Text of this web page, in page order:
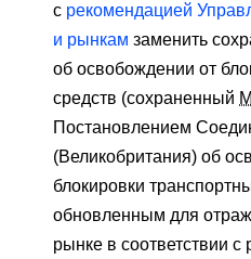
с рекомендацией
и рынкам заменить
об освобождении от
средств (сохраненный
Постановлением
(Великобритания) об
блокировки
обновленным для
рынке в соответствии с